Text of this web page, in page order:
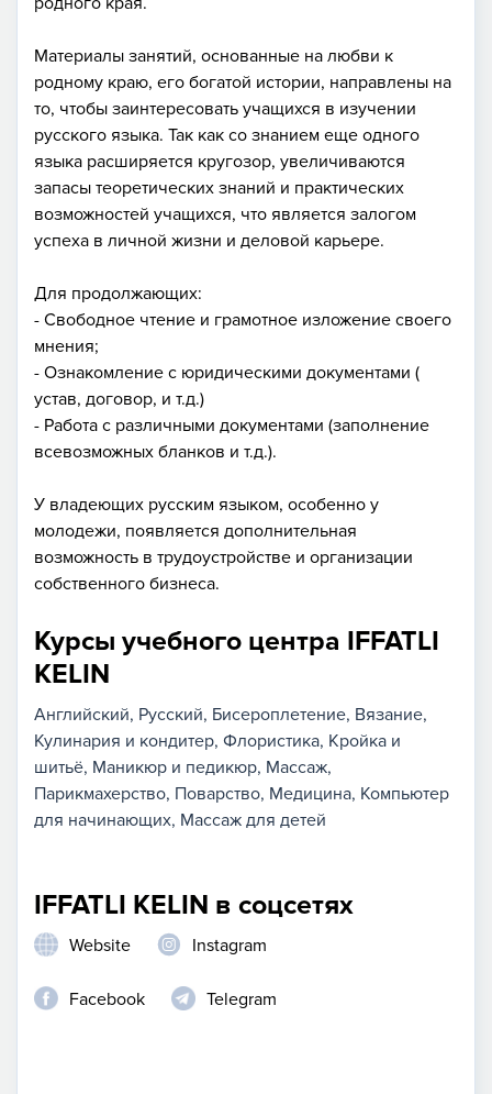
Материалы занятий, основанные на любви к
родному краю, его богатой истории, направлены на
то, чтобы заинтересовать учащихся в изучении
русского языка. Так как со знанием еще одного
языка расширяется кругозор, увеличиваются
запасы теоретических знаний и практических
возможностей учащихся, что является залогом
успеха в личной жизни и деловой карьере.
Для продолжающих:
- Свободное чтение и грамотное изложение своего
мнения;
- Ознакомление с юридическими документами (
устав, договор, и т.д.)
- Работа с различными документами (заполнение
всевозможных бланков и т.д.).
У владеющих русским языком, особенно у
молодежи, появляется дополнительная
возможность в трудоустройстве и организации
собственного бизнеса.
Курсы учебного центра IFFATLI
KELIN
Английский Русский Бисероплетение Вязание
Кулинария и кондитер Флористика Кройка и
шитьё Маникюр и педикюр Массаж
Парикмахерство Поварство Медицина Компьютер
для начинающих Массаж для детей
IFFATLI KELIN в соцсетях
Website Instagram
Facebook Telegram